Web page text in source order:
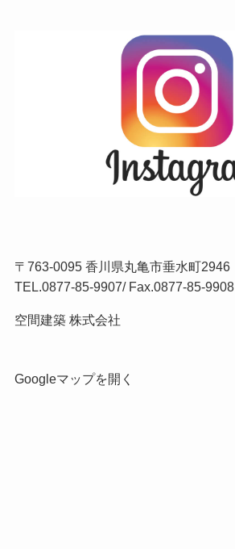
〒763-0095 香川県丸亀市垂水町2946
TEL.0877-85-9907/ Fax.0877-85-9908
空間建築 株式会社
Googleマップを開く